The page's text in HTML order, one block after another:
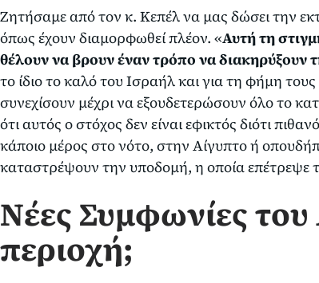
Ζητήσαμε από τον κ. Κεπέλ να μας δώσει την
όπως έχουν διαμορφωθεί πλέον. «Αυτή τη
θέλουν να βρουν έναν τρόπο να διακηρύξουν
το ίδιο το καλό του Ισραήλ και για τη φήμη τους
συνεχίσουν μέχρι να εξουδετερώσουν όλο το
ότι αυτός ο στόχος δεν είναι εφικτός διότι
κάποιο μέρος στο νότο, στην Αίγυπτο ή
καταστρέψουν την υποδομή, η οποία
Νέες Συμφωνίες
περιοχή;